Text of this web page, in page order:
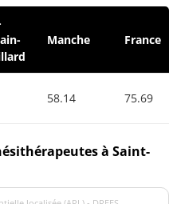
Manche France
58.14 75.69
à Saint-